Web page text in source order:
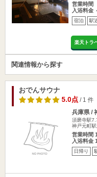
営業時間
入浴料金
宿泊 駅
楽天トラ
関連情報から探す
おでんサウナ
5.0点/ 1 件
兵庫県 /
須磨寺駅
神戸元町
営業時間
入浴料金
日帰り